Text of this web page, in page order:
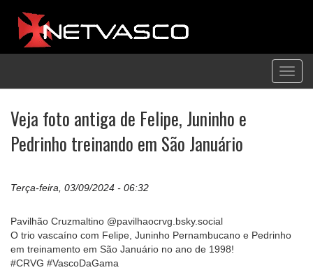
Veja foto antiga de Felipe, Juninho e
Pedrinho treinando em São Januário
Terça-feira, 03/09/2024 - 06:32
Pavilhão Cruzmaltino @pavilhaocrvg.bsky.social
O trio vascaíno com Felipe, Juninho Pernambucano e Pedrinho
em treinamento em São Januário no ano de 1998!
#CRVG #VascoDaGama